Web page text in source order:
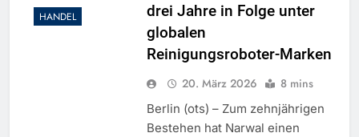
HANDEL
drei Jahre in Folge unter
globalen
Reinigungsroboter-Marken
20. März 2026 8 mins
Berlin (ots) – Zum zehnjährigen
Bestehen hat Narwal einen